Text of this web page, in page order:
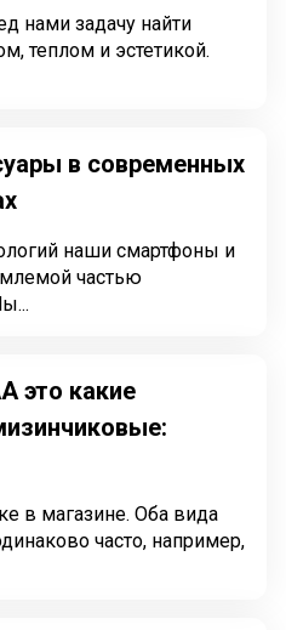
нами задачу найти
теплом и эстетикой.
в современных
наши смартфоны и
частью
это какие
в магазине. Оба вида
часто, например,